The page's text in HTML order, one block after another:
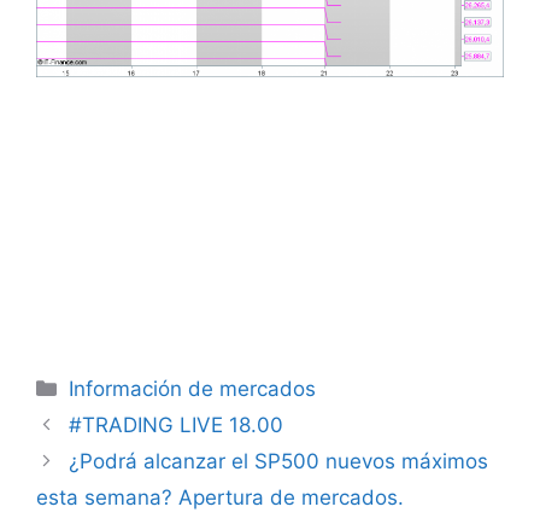
Categorías
Información de mercados
#TRADING LIVE 18.00
¿Podrá alcanzar el SP500 nuevos máximos
esta semana? Apertura de mercados.